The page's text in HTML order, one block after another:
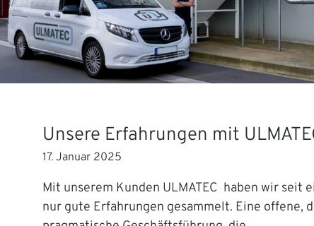
Unsere Erfahrungen mit
17. Januar 2025
Mit unserem Kunden ULMATEC haben wir seit
nur gute Erfahrungen gesammelt. Eine offene,